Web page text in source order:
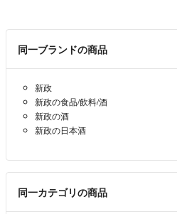
同一ブランドの商品
新政
新政の食品/飲料/酒
新政の酒
新政の日本酒
同一カテゴリの商品